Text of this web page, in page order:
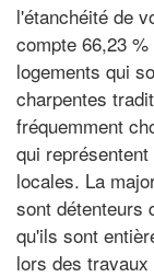
l'étanchéité de
compte 66,23
logements qui
charpentes
fréquemment
qui
locales. La
sont détenteurs
qu'ils sont
lors des